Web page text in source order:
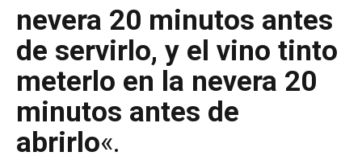
nevera 20 minutos antes
de servirlo, y el vino tinto
meterlo en la nevera 20
minutos antes de
abrirlo«.